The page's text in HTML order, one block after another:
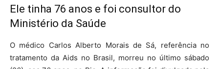
Ele tinha 76 anos e foi consultor do
Ministério da Saúde
O médico Carlos Alberto Morais de Sá, referência no
tratamento da Aids no Brasil, morreu no último sábado